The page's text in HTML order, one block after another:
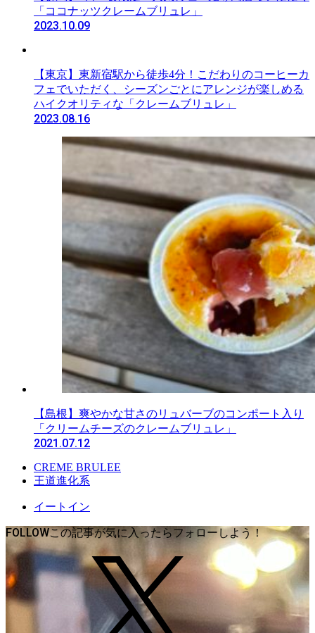
「ココナッツクレームブリュレ」
2023.10.09
【東京】東新宿駅から徒歩4分！こだわりのコーヒーカ
フェでいただく、シーズンごとにアレンジが楽しめる
ハイクオリティな「クレームブリュレ」
2023.08.16
【島根】爽やかな甘さのリュバーブのコンポート入り
「クリームチーズのクレームブリュレ」
2021.07.12
CREME BRULEE
王道進化系
イートイン
FOLLOW